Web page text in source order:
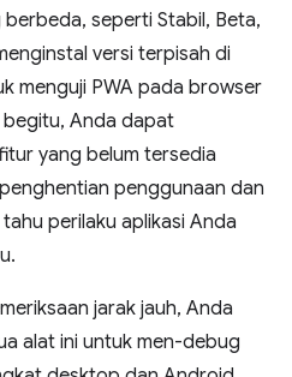
seperti Stabil, Beta,
versi terpisah di
menguji PWA pada browser
Anda dapat
yang belum tersedia
penggunaan dan
perilaku aplikasi Anda
jarak jauh, Anda
alat ini untuk men-debug